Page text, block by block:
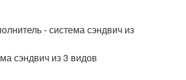
- система сэндвич из
сэндвич из 3 видов